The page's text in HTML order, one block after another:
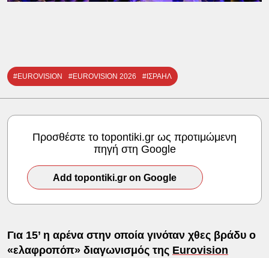
#EUROVISION #EUROVISION 2026 #ΙΣΡΑΗΛ
Προσθέστε το topontiki.gr ως προτιμώμενη
πηγή στη Google
Add topontiki.gr on Google
Για 15’ η αρένα στην οποία γινόταν χθες βράδυ ο
«ελαφροπόπ» διαγωνισμός της Eurovision